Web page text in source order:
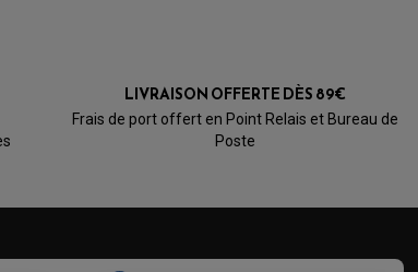
Basé sur 5 avis
LIVRAISON OFFERTE DÈS 89€
Frais de port offert en Point Relais et Bureau de
Poste